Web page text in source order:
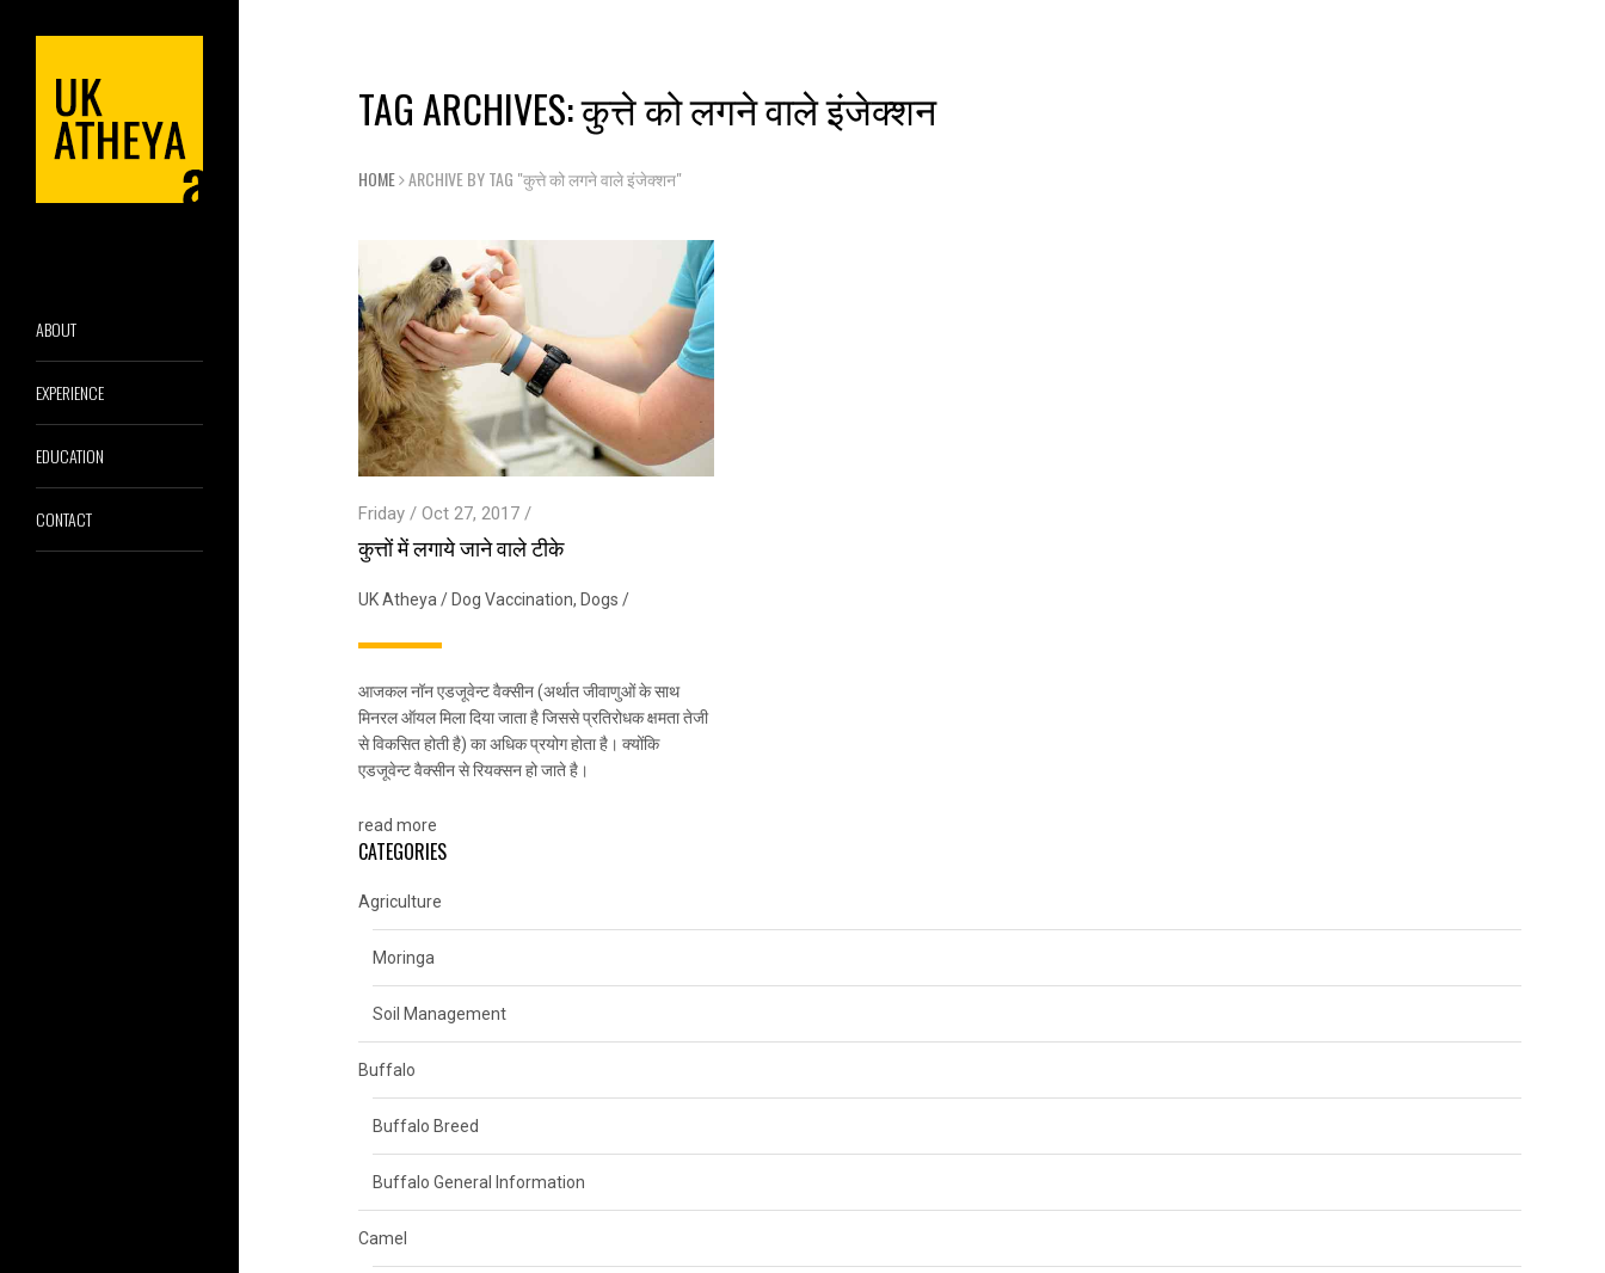
ABOUT
EXPERIENCE
EDUCATION
CONTACT
TAG ARCHIVES: कुत्ते को लगने वाले इंजेक्शन
HOME ARCHIVE BY TAG "कुत्ते को लगने वाले इंजेक्शन"
Friday / Oct 27, 2017 /
कुत्तों में लगाये जाने वाले टीके
UK Atheya / Dog Vaccination, Dogs /
आजकल नॉन एडजूवेन्ट वैक्सीन (अर्थात जीवाणुओं के साथ
मिनरल ऑयल मिला दिया जाता है जिससे प्रतिरोधक क्षमता तेजी
से विकसित होती है) का अधिक प्रयोग होता है। क्योंकि
एडजूवेन्ट वैक्सीन से रियक्सन हो जाते है।
read more
CATEGORIES
Agriculture
Moringa
Soil Management
Buffalo
Buffalo Breed
Buffalo General Information
Camel